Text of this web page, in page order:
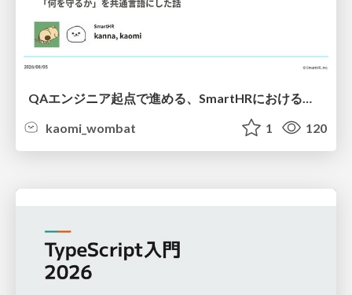
kaomi_wombat
1 120